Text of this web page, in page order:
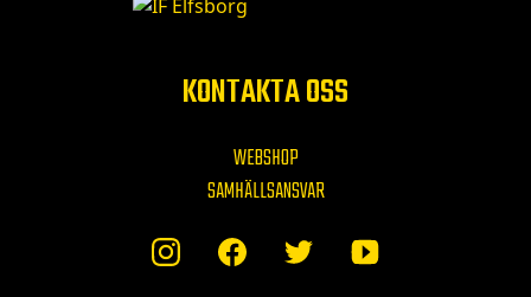
KONTAKTA OSS
WEBSHOP
SAMHÄLLSANSVAR